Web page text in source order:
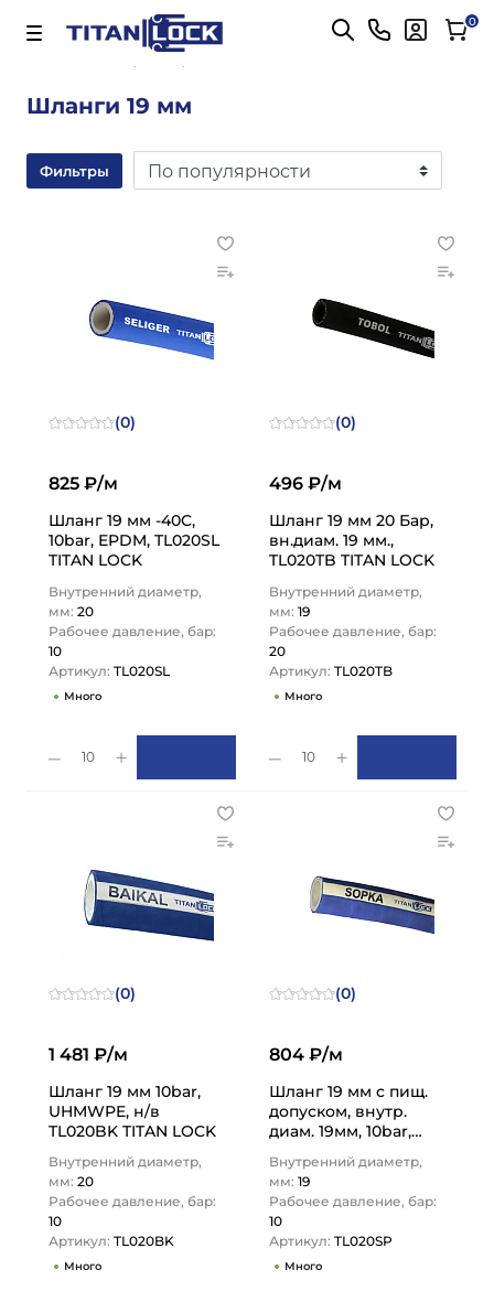
Важно! Для оплаты заказов Подробнее 0
Шланги 19 мм
Фильтры
(0)
825 ₽/м
Шланг 19 мм -40C,
10bar, EPDM, TL020SL
TITAN LOCK
Внутренний диаметр,
мм: 20
Рабочее давление, бар:
10
Артикул: TL020SL
Много
10
(0)
496 ₽/м
Шланг 19 мм 20 Бар,
вн.диам. 19 мм.,
TL020TB TITAN LOCK
Внутренний диаметр,
мм: 19
Рабочее давление, бар:
20
Артикул: TL020TB
Много
10
(0)
1 481 ₽/м
Шланг 19 мм 10bar,
UHMWPE, н/в
TL020BK TITAN LOCK
Внутренний диаметр,
мм: 20
Рабочее давление, бар:
10
Артикул: TL020BK
Много
(0)
804 ₽/м
Шланг 19 мм с пищ.
допуском, внутр.
диам. 19мм, 10bar,
Внутренний диаметр,
мм: 19
Рабочее давление, бар:
10
Артикул: TL020SP
Много